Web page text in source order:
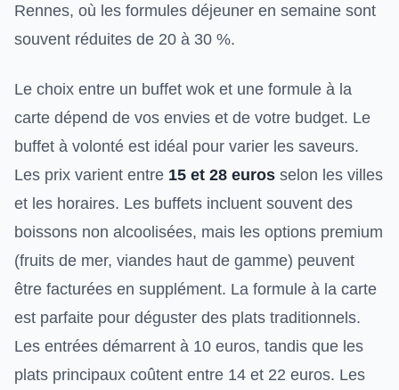
Rennes, où les formules déjeuner en semaine sont
souvent réduites de 20 à 30 %.
Le choix entre un buffet wok et une formule à la
carte dépend de vos envies et de votre budget. Le
buffet à volonté est idéal pour varier les saveurs.
Les prix varient entre 15 et 28 euros selon les villes
et les horaires. Les buffets incluent souvent des
boissons non alcoolisées, mais les options premium
(fruits de mer, viandes haut de gamme) peuvent
être facturées en supplément. La formule à la carte
est parfaite pour déguster des plats traditionnels.
Les entrées démarrent à 10 euros, tandis que les
plats principaux coûtent entre 14 et 22 euros. Les